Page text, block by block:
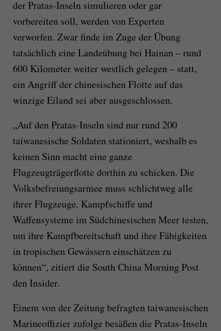
der Pratas-Inseln simulieren oder gar
vorbereiten soll, werden von Experten
verworfen. Zwar finde im Zuge der Übung
tatsächlich eine Landeübung bei Hainan – rund
600 Kilometer weiter westlich gelegen – statt,
ein Angriff der chinesischen Flotte auf das
winzige Eiland sei aber ausgeschlossen.
„Auf den Pratas-Inseln sind nur rund 200
taiwanesische Soldaten stationiert, weshalb es
keinen Sinn macht eine ganze
Flugzeugträgerflotte dorthin zu schicken. Die
Volksbefreiungsarmee muss schlichtweg alle
ihrer Flugzeuge, Kampfschiffe und
Waffensysteme im Südchinesischen Meer testen,
um ihre Kampfbereitschaft und ihre Fähigkeiten
in tropischen Gewässern einschätzen zu
können“, zitiert die South China Morning Post
den Insider.
Einem von der Zeitung befragten taiwanesischen
Marineoffizier zufolge besäßen die Pratas-Inseln